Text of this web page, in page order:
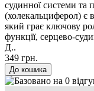
судинної системи та
(холекальциферол) є
який грає ключову
функції, серцево-
Д..
349 грн.